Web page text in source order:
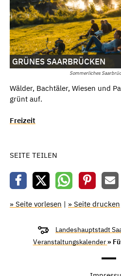
Sommerliches
GRÜNES SAARBRÜCKEN
Wälder, Bachtäler, Wiesen und
grünt auf.
Freizeit
SEITE TEILEN
» Seite vorlesen | » Seite drucken
Landeshauptstadt
Veranstaltungskalender »